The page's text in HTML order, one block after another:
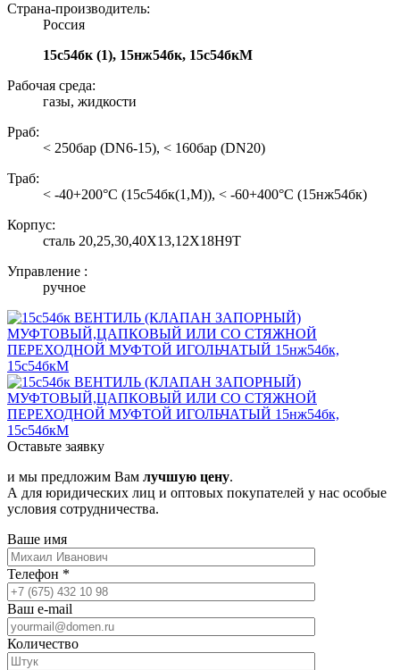
Страна-производитель:
Россия
15с54бк (1), 15нж54бк, 15с54бкМ
Рабочая среда:
газы, жидкости
Рраб:
< 250бар (DN6-15), < 160бар (DN20)
Траб:
< -40+200°С (15с54бк(1,М)), < -60+400°С (15нж54бк)
Корпус:
сталь 20,25,30,40Х13,12Х18Н9Т
Управление :
ручное
Оставьте заявку
и мы предложим Вам лучшую цену.
А для юридических лиц и оптовых покупателей у нас особые
условия сотрудничества.
Ваше имя
Телефон *
Ваш e-mail
Количество